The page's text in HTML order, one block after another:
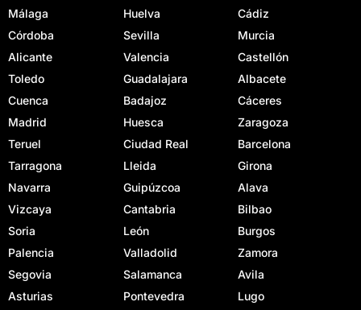
Málaga
Huelva
Cádiz
Córdoba
Sevilla
Murcia
Alicante
Valencia
Castellón
Toledo
Guadalajara
Albacete
Cuenca
Badajoz
Cáceres
Madrid
Huesca
Zaragoza
Teruel
Ciudad Real
Barcelona
Tarragona
Lleida
Girona
Navarra
Guipúzcoa
Alava
Vizcaya
Cantabria
Bilbao
Soria
León
Burgos
Palencia
Valladolid
Zamora
Segovia
Salamanca
Avila
Asturias
Pontevedra
Lugo